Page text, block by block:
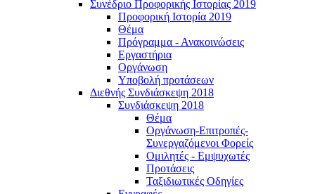
Συνέδριο Προφορικής Ιστορίας 2019
Προφορική Ιστορία 2019
Θέμα
Πρόγραμμα - Ανακοινώσεις
Εργαστήρια
Οργάνωση
Υποβολή προτάσεων
Διεθνής Συνδιάσκεψη 2018
Συνδιάσκεψη 2018
Θέμα
Οργάνωση-Επιτροπές-
Συνεργαζόμενοι Φορείς
Ομιλητές - Εμψυχωτές
Προτάσεις
Ταξιδιωτικές Οδηγίες